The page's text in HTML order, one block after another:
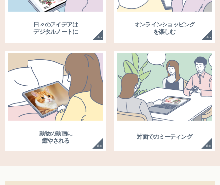
日々のアイデアは
デジタルノートに
オンラインショッピング
を楽しむ
動物の動画に
癒やされる
対面でのミーティング